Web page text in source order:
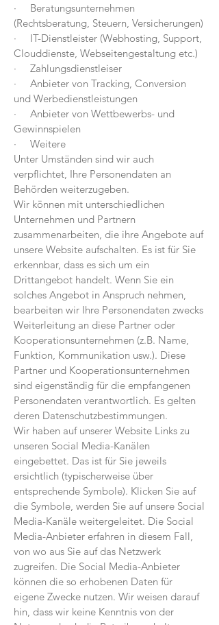
· Beratungsunternehmen
(Rechtsberatung, Steuern, Versicherungen)
· IT-Dienstleister (Webhosting, Support,
Clouddienste, Webseitengestaltung etc.)
· Zahlungsdienstleiser
· Anbieter von Tracking, Conversion
und Werbedienstleistungen
· Anbieter von Wettbewerbs- und
Gewinnspielen
· Weitere
Unter Umständen sind wir auch
verpflichtet, Ihre Personendaten an
Behörden weiterzugeben.
Wir können mit unterschiedlichen
Unternehmen und Partnern
zusammenarbeiten, die ihre Angebote auf
unsere Website aufschalten. Es ist für Sie
erkennbar, dass es sich um ein
Drittangebot handelt. Wenn Sie ein
solches Angebot in Anspruch nehmen,
bearbeiten wir Ihre Personendaten zwecks
Weiterleitung an diese Partner oder
Kooperationsunternehmen (z.B. Name,
Funktion, Kommunikation usw.). Diese
Partner und Kooperationsunternehmen
sind eigenständig für die empfangenen
Personendaten verantwortlich. Es gelten
deren Datenschutzbestimmungen.
Wir haben auf unserer Website Links zu
unseren Social Media-Kanälen
eingebettet. Das ist für Sie jeweils
ersichtlich (typischerweise über
entsprechende Symbole). Klicken Sie auf
die Symbole, werden Sie auf unsere Social
Media-Kanäle weitergeleitet. Die Social
Media-Anbieter erfahren in diesem Fall,
von wo aus Sie auf das Netzwerk
zugreifen. Die Social Media-Anbieter
können die so erhobenen Daten für
eigene Zwecke nutzen. Wir weisen darauf
hin, dass wir keine Kenntnis von der